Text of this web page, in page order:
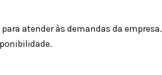
atender às demandas da empresa.